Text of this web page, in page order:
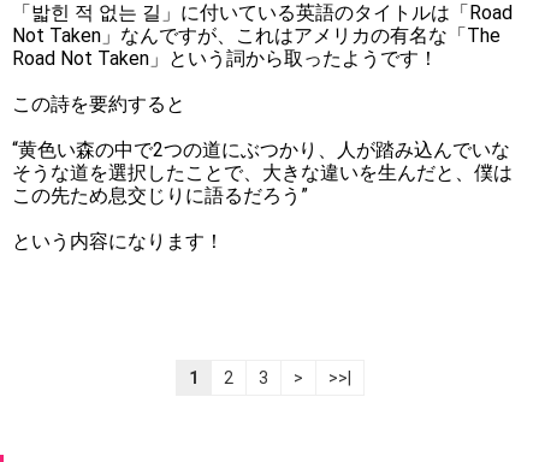
「밟힌 적 없는 길」に付いている英語のタイトルは「Road
Not Taken」なんですが、これはアメリカの有名な「The
Road Not Taken」という詞から取ったようです！
この詩を要約すると
“黄色い森の中で2つの道にぶつかり、人が踏み込んでいな
そうな道を選択したことで、大きな違いを生んだと、僕は
この先ため息交じりに語るだろう”
という内容になります！
1 2 3 > >>|